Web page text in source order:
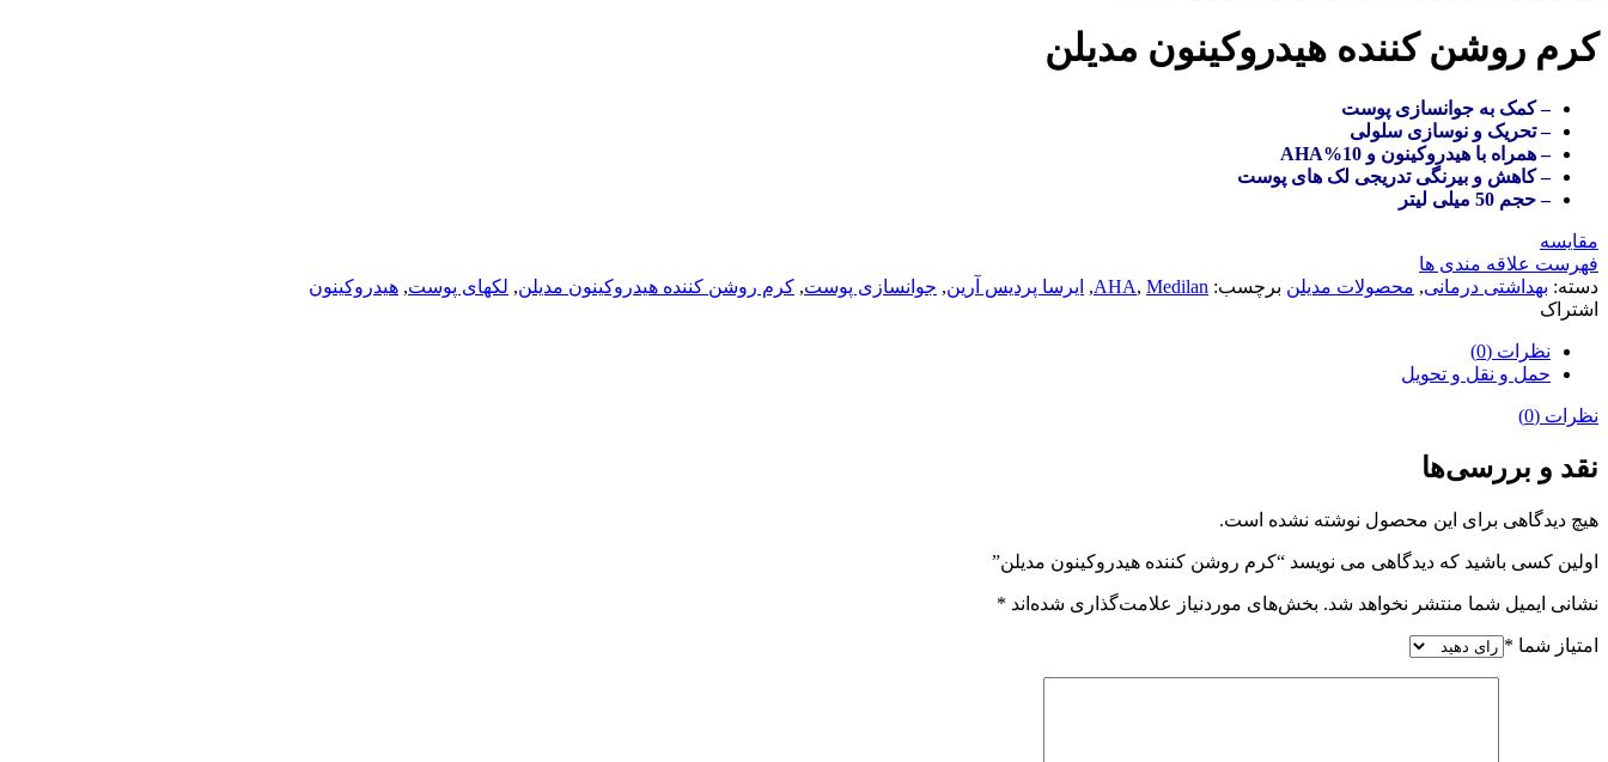
کرم روشن کننده هیدروکینون مدیلن
– کمک به جوانسازی پوست
– تحریک و نوسازی سلولی
– همراه با هیدروکینون و AHA%10
– کاهش و بیرنگی تدریجی لک های پوست
– حجم 50 میلی لیتر
مقایسه
فهرست علاقه مندی ها
دسته: بهداشتی درمانی, محصولات مدیلن برچسب: AHA, Medilan
, ایرسا پردیس آرین, جوانسازی پوست, کرم روشن کننده هیدروکینون مدیلن, لکهای پوست, هیدروکینون
اشتراک
نظرات (0)
حمل و نقل و تحویل
نظرات (0)
نقد و بررسی‌ها
هیچ دیدگاهی برای این محصول نوشته نشده است.
اولین کسی باشید که دیدگاهی می نویسد “کرم روشن کننده هیدروکینون مدیلن”
نشانی ایمیل شما منتشر نخواهد شد. بخش‌های موردنیاز علامت‌گذاری شده‌اند *
امتیاز شما *